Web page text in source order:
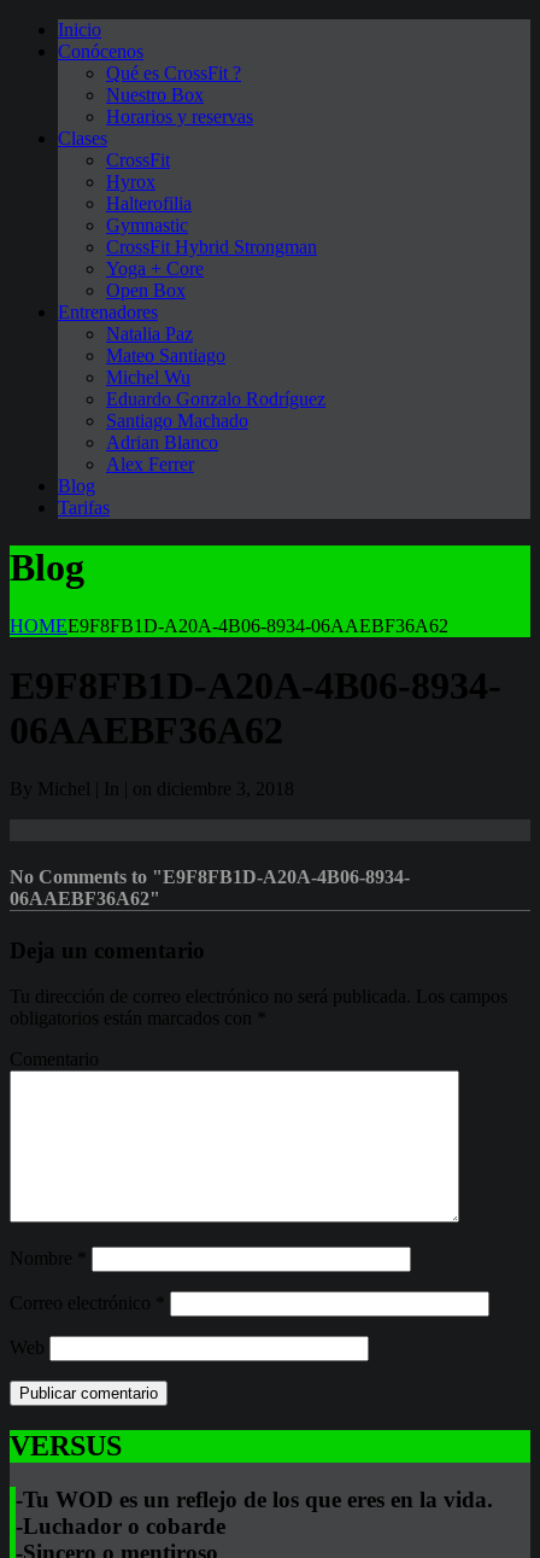
Inicio
Conócenos
Qué es CrossFit ?
Nuestro Box
Horarios y reservas
Clases
CrossFit
Hyrox
Halterofilia
Gymnastic
CrossFit Hybrid Strongman
Yoga + Core
Open Box
Entrenadores
Natalia Paz
Mateo Santiago
Michel Wu
Eduardo Gonzalo Rodríguez
Santiago Machado
Adrian Blanco
Alex Ferrer
Blog
Tarifas
Blog
HOMEE9F8FB1D-A20A-4B06-8934-06AAEBF36A62
E9F8FB1D-A20A-4B06-8934-
06AAEBF36A62
By Michel | In | on diciembre 3, 2018
No Comments to "E9F8FB1D-A20A-4B06-8934-
06AAEBF36A62"
Deja un comentario
Tu dirección de correo electrónico no será publicada.
Los campos
obligatorios están marcados con
Comentario
Nombre
Correo electrónico
Web
VERSUS
-Tu WOD es un reflejo de los que eres en la vida.
-Luchador o cobarde
-Sincero o mentiroso